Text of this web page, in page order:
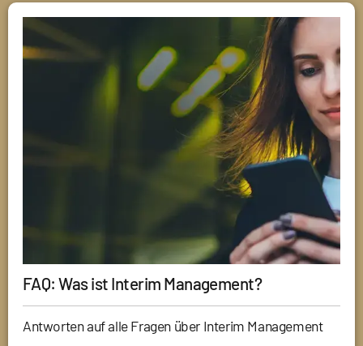
FAQ: Was ist Interim Management?
Antworten auf alle Fragen über Interim Management